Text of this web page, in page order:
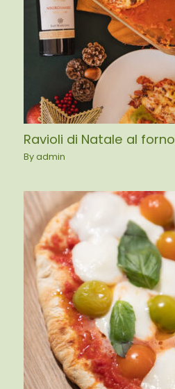
Ravioli di Natale al forno
Byadmin